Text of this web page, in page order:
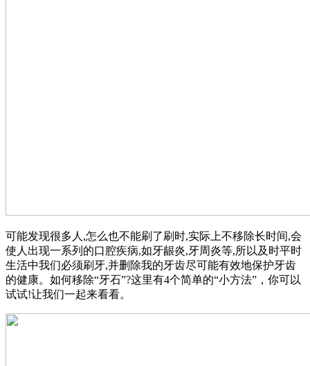
可能发现很多人,怎么也不能刷了刷时,实际上不移除长时间,会
使人出现一系列的口腔疾病,如牙龈炎,牙周炎等,所以及时平时
生活中我们必须刷牙,并删除我的牙齿尽可能有效地保护牙齿
的健康。如何移除“牙石”?这里有4个简单的“小方法”，你可以
试试!让我们一起来看看。